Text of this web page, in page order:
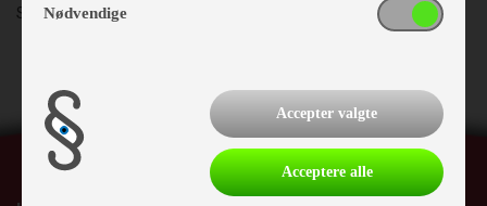
Sortering: Pris
Nødvendige
Accepter valgte
Acceptere alle